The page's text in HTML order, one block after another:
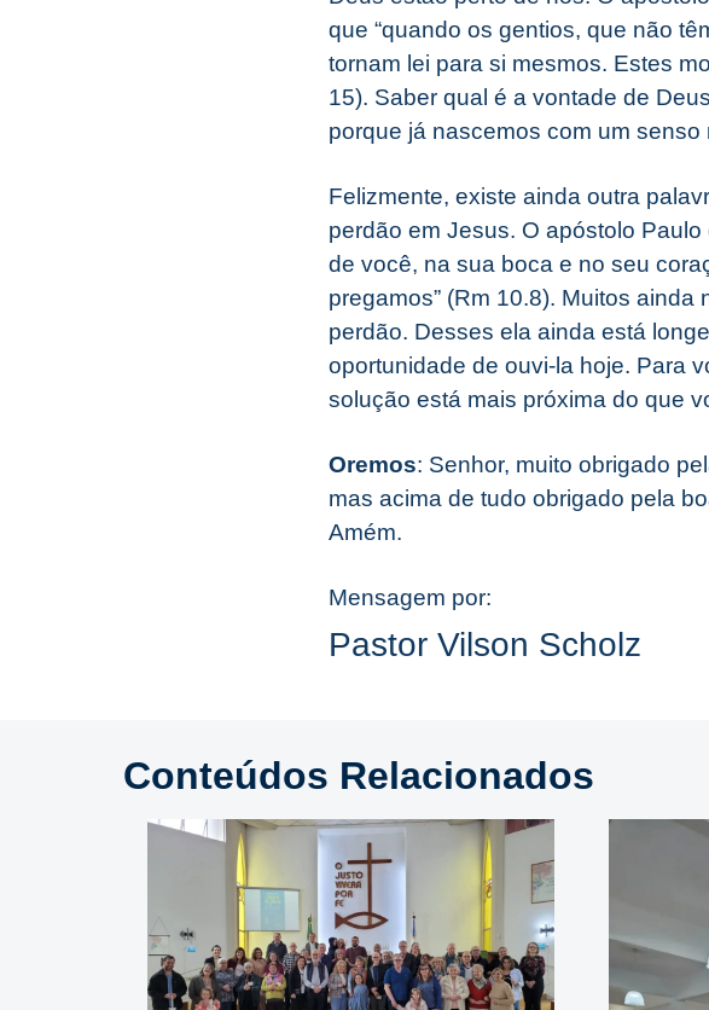
que “quando os gentios, que não
tornam lei para si mesmos. Estes
15). Saber qual é a vontade de
porque já nascemos com um
Felizmente, existe ainda outra
perdão em Jesus. O apóstolo
de você, na sua boca e no seu
pregamos” (Rm 10.8). Muitos ainda
perdão. Desses ela ainda está
oportunidade de ouvi-la hoje. Para
solução está mais próxima do que
Oremos: Senhor, muito obrigado
mas acima de tudo obrigado pela
Amém.
Mensagem por:
Pastor Vilson Scholz
Conteúdos Relacionados